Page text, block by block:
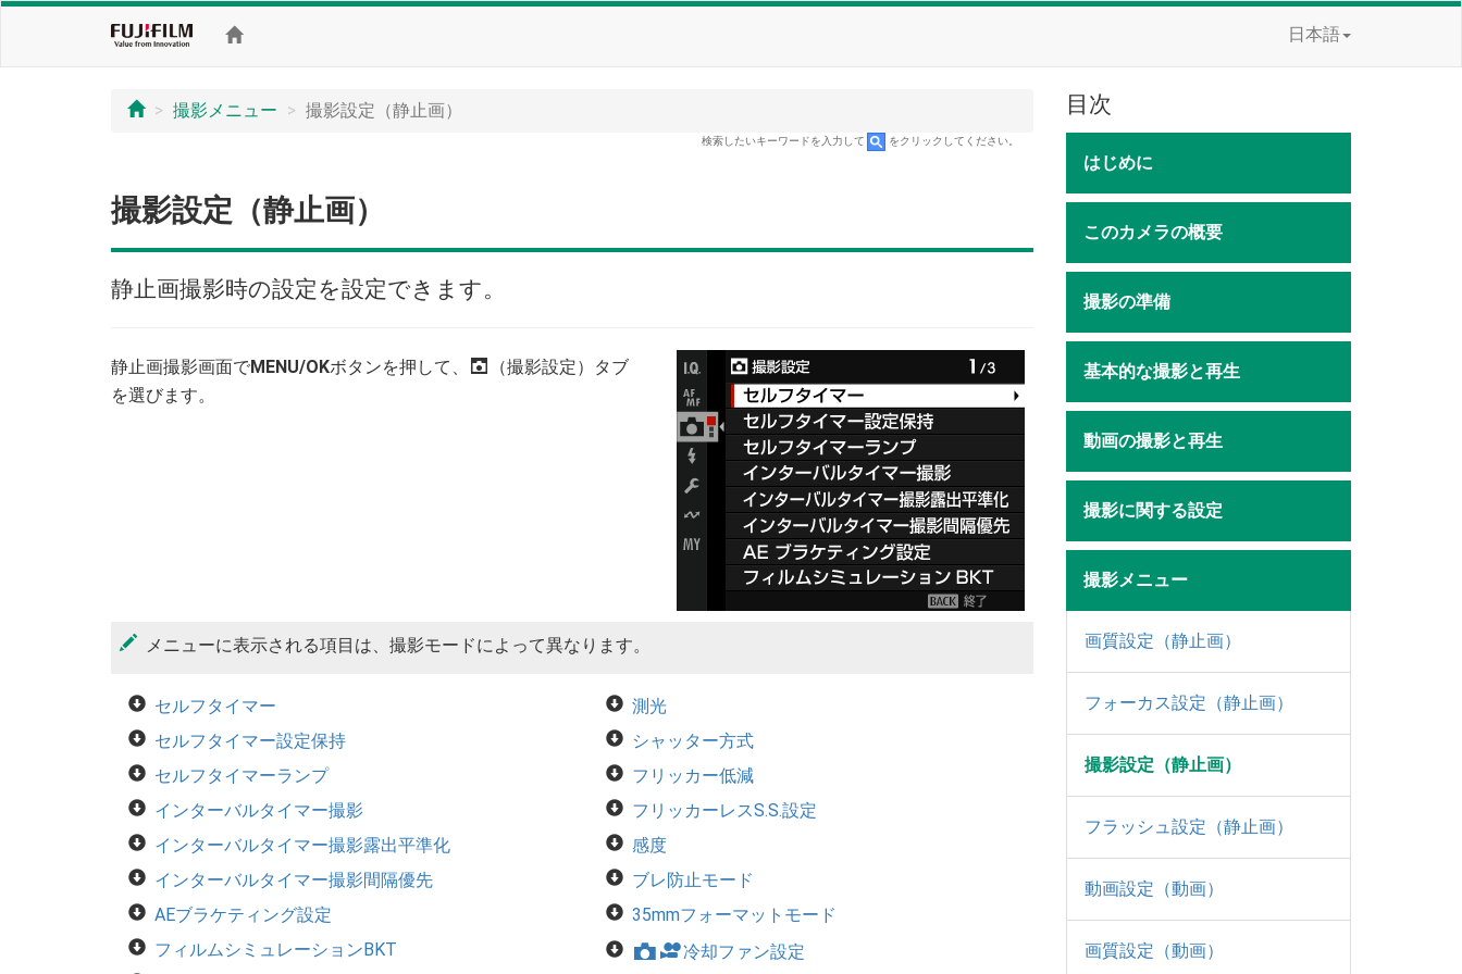
日本語
撮影メニュー 撮影設定（静止画）
検索したいキーワードを入力して をクリックしてください。
撮影設定（静止画）
静止画撮影時の設定を設定できます。
静止画撮影画面でMENU/OKボタンを押して、 A
（撮影設定）タブ
を選びます。
メニューに表示される項目は、撮影モードによって異なります。
セルフタイマー
セルフタイマー設定保持
セルフタイマーランプ
インターバルタイマー撮影
インターバルタイマー撮影露出平準化
インターバルタイマー撮影間隔優先
AEブラケティング設定
フィルムシミュレーションBKT
測光
シャッター方式
フリッカー低減
フリッカーレスS.S.設定
感度
ブレ防止モード
35mmフォーマットモード
x F冷却ファン設定
目次
はじめに
このカメラの概要
撮影の準備
基本的な撮影と再生
動画の撮影と再生
撮影に関する設定
撮影メニュー
画質設定（静止画）
フォーカス設定（静止画）
撮影設定（静止画）
フラッシュ設定（静止画）
動画設定（動画）
画質設定（動画）